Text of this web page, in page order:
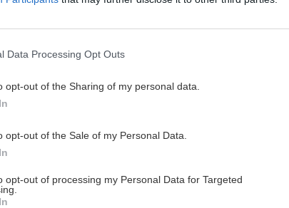
Data Processing Opt Outs
opt-out of the Sharing of my personal data.
opt-out of the Sale of my Personal Data.
opt-out of processing my Personal Data for Targeted
νεκροί από ενδοοικογενειακούς
δράστης
ΚΡΗΤΗ
Πυροσβεστικής με επίγειες και
πυρηνικό όλεθρο
που άλλαξε την
Σμαραγδή